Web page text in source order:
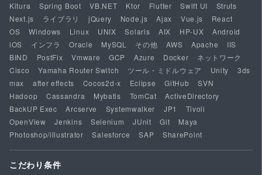
Kitura
Spring Boot VB.NET Ktor Flutter Swift UI
Struts
Next.js
ライブラリ jQuery Node.js Ajax Vue.js
React
OS
Windows Linux UNIX Solaris AIX HP-UX
Android
iOS
インフラ Oracle MySQL その他 AWS Apache
IIS
BIND
PostFix Vmware GCP Azure Docker
ネットワーク
Cisco
Yamaha Router Switch ツール・ミドルウェア Unity
3ds
max
after effects Cocos2d-x Eclipse GitHub
SVN
Hadoop
Cassandra Mybatis TomCat
ActiveDirectory
BackUP Exec
Arcserve Systemwalker JP1
Tivoli
OpenView
Jenkins Selenium JUnit Git
Maya
Photoshop/illustrator
Salesforce SAP SharePoint
こだわり条件